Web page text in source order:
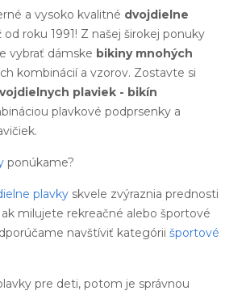
a vysoko kvalitné dvojdielne
od roku 1991! Z našej širokej ponuky
vybrať dámske bikiny mnohých
kombinácií a vzorov. Zostavte si
plaviek - bikín
plavkové podprsenky a
ponúkame?
plavky skvele zvýraznia prednosti
milujete rekreačné alebo športové
navštíviť kategórii športové
pre deti, potom je správnou